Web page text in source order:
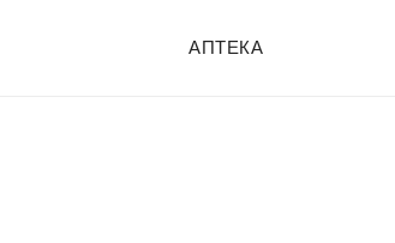
АПТЕКА